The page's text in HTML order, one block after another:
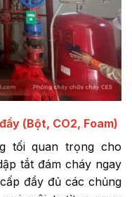
(Bột, CO2, Foam)
tối quan trọng cho
tắt đám cháy ngay
đầy đủ các chủng